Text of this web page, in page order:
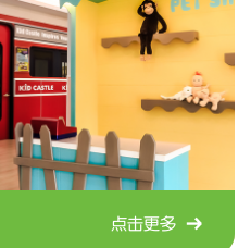
点击更多